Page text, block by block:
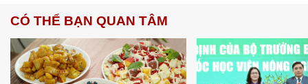
CÓ THỂ BẠN QUAN TÂM